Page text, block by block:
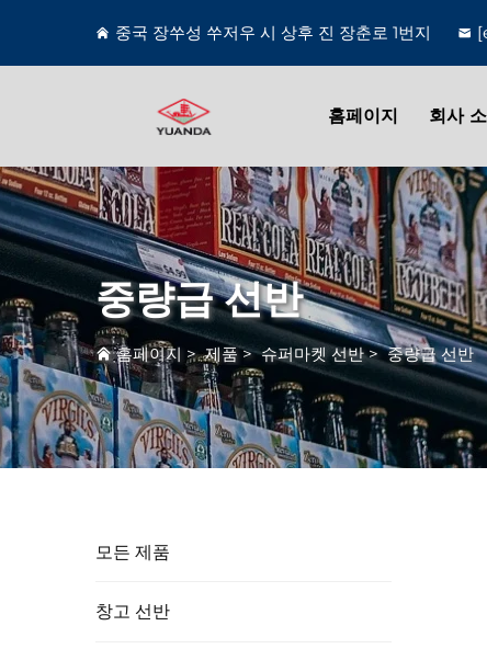
중국 장쑤성 쑤저우 시 상후 진 장춘로 1번지
홈페이지 회사
중량급 선반
홈페이지 >제품>슈퍼마켓 선반>중량급 선반
모든 제품
창고 선반